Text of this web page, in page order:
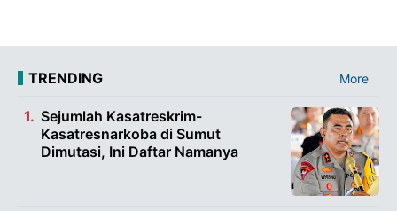
TRENDING More
Sejumlah Kasatreskrim-
Kasatresnarkoba di Sumut
Dimutasi, Ini Daftar Namanya